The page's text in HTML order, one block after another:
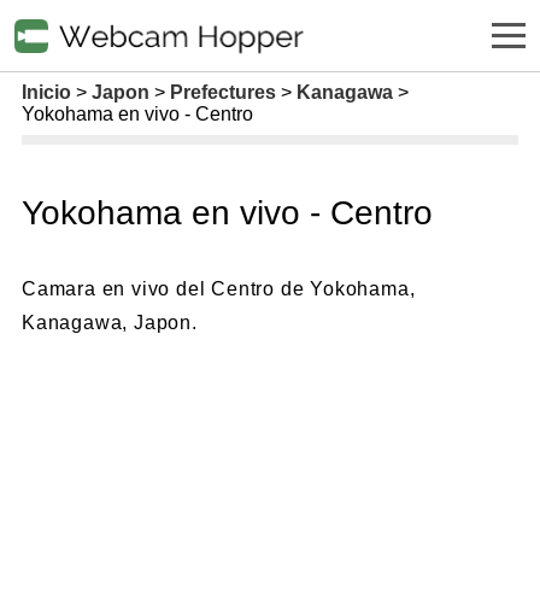
Inicio Japon Prefectures
Kanagawa
Yokohama en vivo - Centro
Yokohama en vivo - Centro
Camara en vivo del Centro de Yokohama,
Kanagawa, Japon.